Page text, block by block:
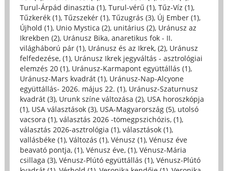
Turul-Árpád dinasztia (1), Turul-vérű (1), Tűz-Víz (1),
Tűzkerék (1), Tűzszekér (1), Tűzugrás (3), Új Ember (1),
Újhold (1), Unio Mystica (2), unitárius (2), Uránusz az
Ikrekben (2), Uránusz Bika, anaretikus fok - II.
világháború pár (1), Uránusz és az Ikrek, (2), Uránusz
felfedezése, (1), Uránusz Ikrek jegyváltás - asztrológiai
elemzés 20 (1), Uránusz-Karmapont együttállás (1),
Uránusz-Mars kvadrát (1), Uránusz-Nap-Alcyone
együttállás- 2026. május 22. (1), Uránusz-Szaturnusz
kvadrát (3), Urunk színe változása (2), USA horoszkópja
(1), USA választások (3), USA-Magyarország (5), utolsó
vacsora (1), választás 2026 -tömegpszichózis, (1),
választás 2026-asztrológia (1), választások (1),
vallásbéke (1), Változás (1), Vénusz (1), Vénusz éve
beavató pontja, (1), Vénusz éve, (1), Vénusz-Mária
csillaga (3), Vénusz-Plútó együttállás (1), Vénusz-Plútó